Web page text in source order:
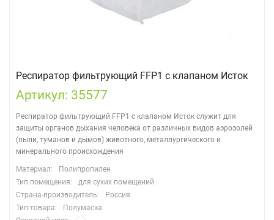
Респиратор фильтрующий FFP1 с клапаном Исток
Артикул: 35577
Респиратор фильтрующий FFP1 с клапаном Исток служит для
защиты органов дыхания человека от различных видов аэрозолей
(пыли, туманов и дымов) животного, металлургического и
минерального происхождения
Материал:
Полипропилен
Тип помещения:
для сухих помещений
Страна-производитель:
Россия
Тип товара:
Полумаска